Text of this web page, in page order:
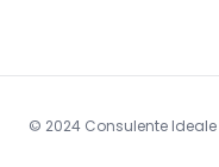
© 2024 Consulente Ideale